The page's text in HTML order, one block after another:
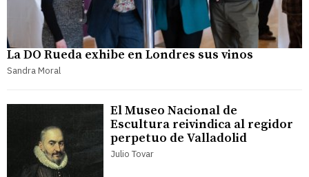
La DO Rueda exhibe en Londres sus vinos
Sandra Moral
El Museo Nacional de
Escultura reivindica al regidor
perpetuo de Valladolid
Julio Tovar